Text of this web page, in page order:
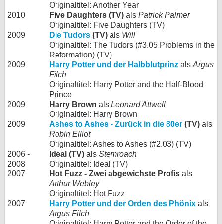
Originaltitel: Another Year
2010
Five Daughters (TV) als Patrick Palmer
Originaltitel: Five Daughters (TV)
2009
Die Tudors (TV) als Will
Originaltitel: The Tudors (#3.05 Problems in the
Reformation) (TV)
2009
Harry Potter und der Halbblutprinz als Argus
Filch
Originaltitel: Harry Potter and the Half-Blood
Prince
2009
Harry Brown als Leonard Attwell
Originaltitel: Harry Brown
2009
Ashes to Ashes - Zurück in die 80er (TV) als
Robin Elliot
Originaltitel: Ashes to Ashes (#2.03) (TV)
2006 -
2008
Ideal (TV) als Stemroach
Originaltitel: Ideal (TV)
2007
Hot Fuzz - Zwei abgewichste Profis als
Arthur Webley
Originaltitel: Hot Fuzz
2007
Harry Potter und der Orden des Phönix als
Argus Filch